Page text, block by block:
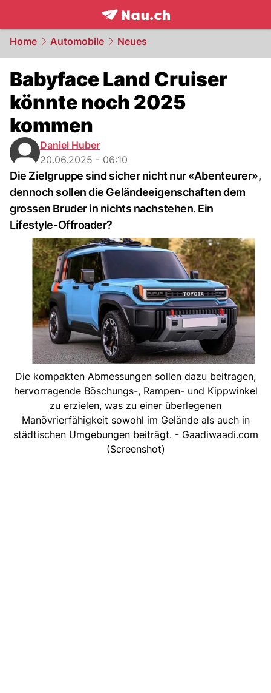
frontpage.NAU.ch
Home Automobile Neues
Babyface Land Cruiser
könnte noch 2025
kommen
Daniel Huber
20.06.2025 - 06:10
Die Zielgruppe sind sicher nicht nur «Abenteurer»,
dennoch sollen die Geländeeigenschaften dem
grossen Bruder in nichts nachstehen. Ein
Lifestyle-Offroader?
Die kompakten Abmessungen sollen dazu beitragen,
hervorragende Böschungs-, Rampen- und Kippwinkel
zu erzielen, was zu einer überlegenen
Manövrierfähigkeit sowohl im Gelände als auch in
städtischen Umgebungen beiträgt. - Gaadiwaadi.com
(Screenshot)